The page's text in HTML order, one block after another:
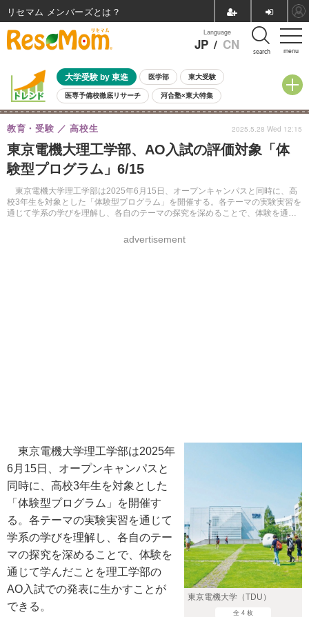
menu
Language
JP / CN search
大学受験 by 東進 医学部 東大受験
医専予備校徹底リサーチ 河合塾×東大特集
親子で考える大学選び 高校受験 中学受験 小学校受験
共通テスト 夏休み
8月開催イベント・WS 全国公立高校 過去問 人気記事
自由研究教材（小学生向け） 自由研究教材（中学生向け）
東京電機大理工学部、AO入試の評価対象「体
験型プログラム」6/15
東京電機大学理工学部は2025年6月15日、オープンキャンパスと同時に、高
校3年生を対象とした「体験型プログラム」を開催する。各テーマの実験実習を
通じて学系の学びを理解し、各自のテーマの探究を深めることで、体験を通じ
教育・受験 高校生
advertisement
2025.5.28 Wed 12:15
東京電機大学（TDU）
全 4 枚
東京電機大学理工学部は2025年
6月15日、オープンキャンパスと
同時に、高校3年生を対象とした
「体験型プログラム」を開催す
る。各テーマの実験実習を通じて
学系の学びを理解し、各自のテー
マの探究を深めることで、体験を
通じて学んだことを理工学部の
AO入試での発表に生かすことが
できる。
リセマム メンバーズ